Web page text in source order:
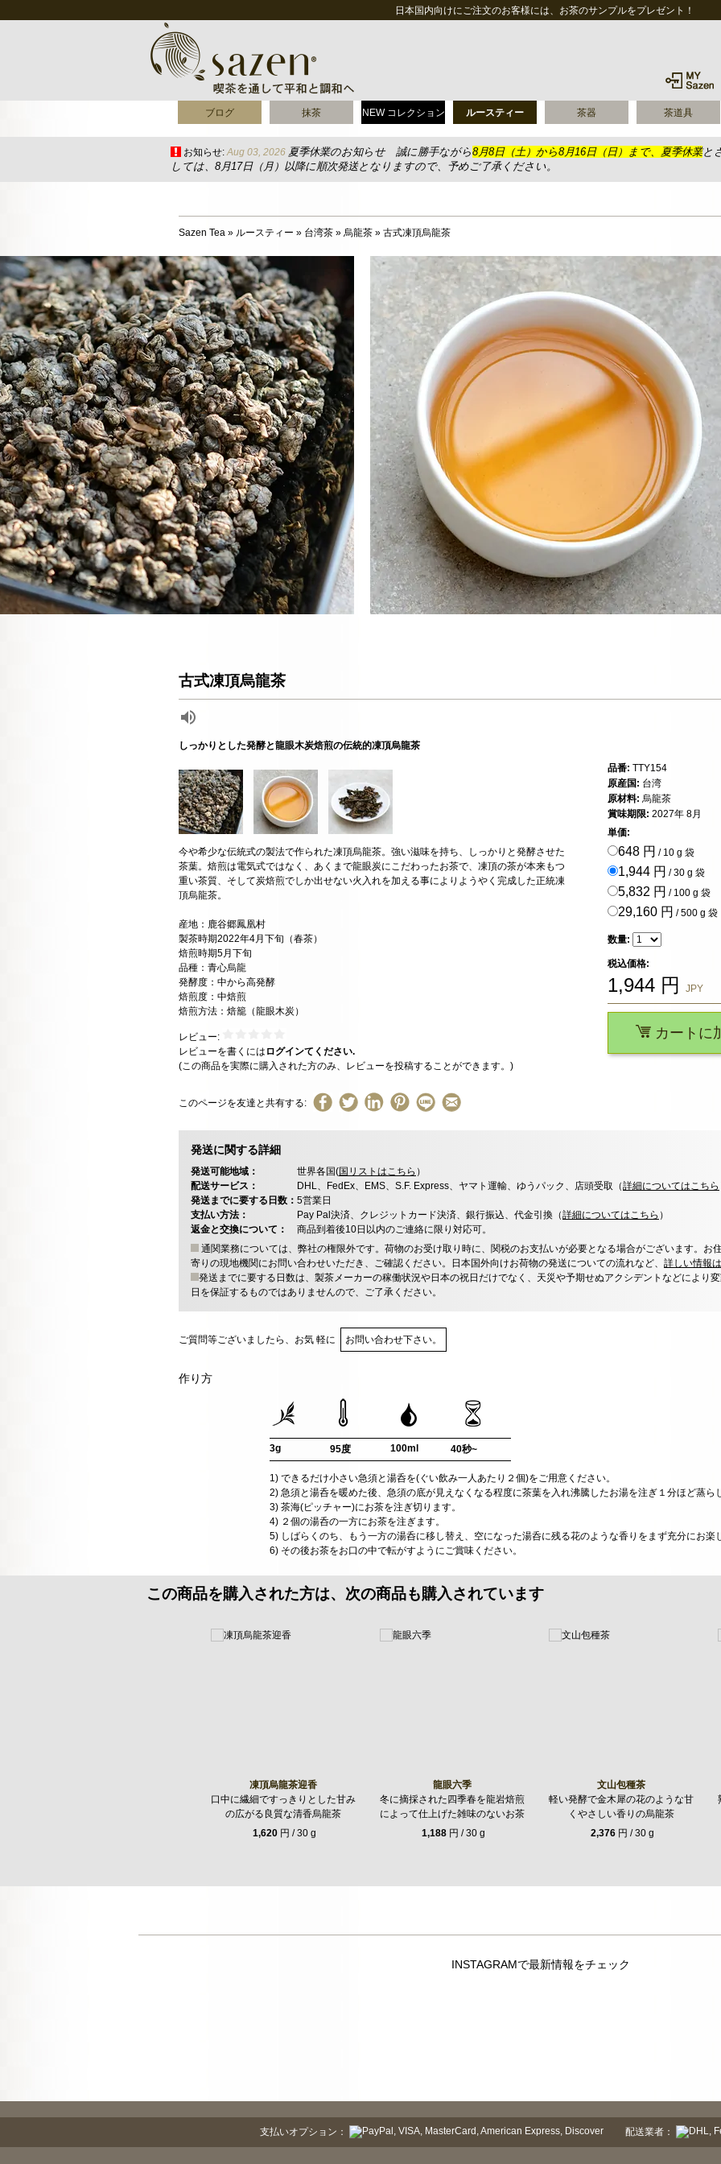
日本国内向けにご注文のお客様には、お茶のサンプルをプレゼント！
ブログ 抹茶 NEW コレクション ルースティー 茶器 茶道具
お知らせ: Aug 03, 2026 夏季休業のお知らせ 誠に勝手ながら8月8日（土）から8月16日（日）まで、夏季休業と
しては、8月17日（月）以降に順次発送となりますので、予めご了承ください。
Sazen Tea » ルースティー » 台湾茶 » 烏龍茶 » 古式凍頂烏龍茶
古式凍頂烏龍茶
しっかりとした発酵と龍眼木炭焙煎の伝統的凍頂烏龍茶
今や希少な伝統式の製法で作られた凍頂烏龍茶。強い滋味を持ち、しっかりと発酵させた
茶葉。焙煎は電気式ではなく、あくまで龍眼炭にこだわったお茶で、凍頂の茶が本来もつ
重い茶質、そして炭焙煎でしか出せない火入れを加える事によりようやく完成した正統凍
頂烏龍茶。
産地：鹿谷郷鳳凰村
製茶時期2022年4月下旬（春茶）
焙煎時期5月下旬
品種：青心烏龍
発酵度：中から高発酵
焙煎度：中焙煎
焙煎方法：焙籠（龍眼木炭）
レビュー:
レビューを書くには ログインてください.
(この商品を実際に購入された方のみ、レビューを投稿することができます。)
このページを友達と共有する:
品番: TTY154
原産国: 台湾
原材料: 烏龍茶
賞味期限: 2027年 8月
単価:
648 円 / 10 g 袋
1,944 円 / 30 g 袋
5,832 円 / 100 g 袋
29,160 円 / 500 g 袋
数量:
税込価格:
1,944 円 JPY
カートに
発送に関する詳細
発送可能地域： 世界各国(国リストはこちら ）
配送サービス：
DHL、FedEx、EMS、S.F. Express、ヤマト運輸、ゆうパック、店頭受取（詳細についてはこちら
発送までに要する日数： 5営業日
支払い方法：
Pay Pal決済、クレジットカード決済、銀行振込、代金引換（詳細についてはこちら ）
返金と交換について：
商品到着後10日以内のご連絡に限り対応可。
通関業務については、弊社の権限外です。荷物のお受け取り時に、関税のお支払いが必要となる場合がございます。お
寄りの現地機関にお問い合わせいただき、ご確認ください。日本国外向けお荷物の発送についての流れなど、 詳しい情報
発送までに要する日数は、製茶メーカーの稼働状況や日本の祝日だけでなく、天災や予期せぬアクシデントなどにより
日を保証するものではありませんので、ご了承ください。
ご質問等ございましたら、お気 軽に お問い合わせ下さい。
作り方
3g 95度 100ml 40秒~
1) できるだけ小さい急須と湯呑を(ぐい飲み一人あたり２個)をご用意ください。
2) 急須と湯呑を暖めた後、急須の底が見えなくなる程度に茶葉を入れ沸騰したお湯を注ぎ１分ほど蒸ら
3) 茶海(ピッチャー)にお茶を注ぎ切ります。
4) ２個の湯呑の一方にお茶を注ぎます。
5) しばらくのち、もう一方の湯呑に移し替え、空になった湯呑に残る花のような香りをまず充分にお楽
6) その後お茶をお口の中で転がすようにご賞味ください。
この商品を購入された方は、次の商品も購入されています
凍頂烏龍茶迎香
口中に繊細ですっきりとした甘み
の広がる良質な清香烏龍茶
1,620円 / 30 g
龍眼六季
冬に摘採された四季春を龍岩焙煎
によって仕上げた雑味のないお茶
1,188円 / 30 g
文山包種茶
軽い発酵で金木犀の花のような甘
くやさしい香りの烏龍茶
2,376円 / 30 g
INSTAGRAMで最新情報をチェック
支払いオプション： 配送業者：